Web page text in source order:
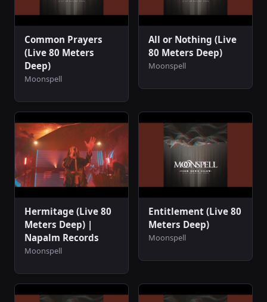
Common Prayers
(Live 80 Meters
Deep)
Moonspell
All or Nothing (Live
80 Meters Deep)
Moonspell
Hermitage (Live 80
Meters Deep) |
Napalm Records
Moonspell
Entitlement (Live 80
Meters Deep)
Moonspell